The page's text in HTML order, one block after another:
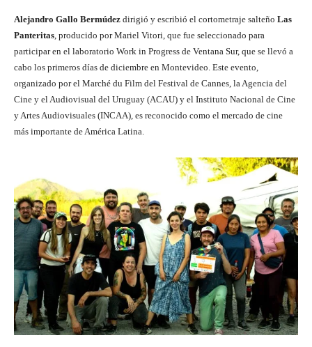
Alejandro Gallo Bermúdez dirigió y escribió el cortometraje salteño Las
Panteritas , producido por Mariel Vitori, que fue seleccionado para
participar en el laboratorio Work in Progress de Ventana Sur, que se llevó a
cabo los primeros días de diciembre en Montevideo. Este evento,
organizado por el Marché du Film del Festival de Cannes, la Agencia del
Cine y el Audiovisual del Uruguay (ACAU) y el Instituto Nacional de Cine
y Artes Audiovisuales (INCAA), es reconocido como el mercado de cine
más importante de América Latina.